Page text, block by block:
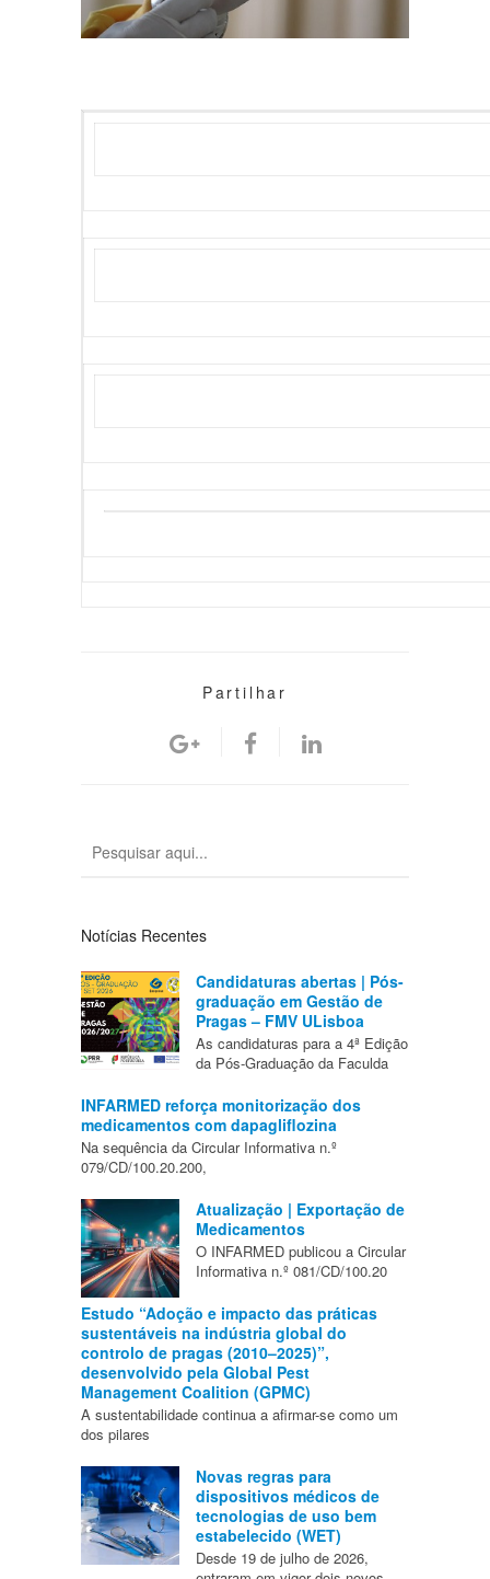
Partilhar
Notícias Recentes
Candidaturas abertas | Pós-
graduação em Gestão de
Pragas – FMV ULisboa
As candidaturas para a 4ª Edição
da Pós-Graduação da Faculda
INFARMED reforça monitorização dos
medicamentos com dapagliflozina
Na sequência da Circular Informativa n.º
079/CD/100.20.200,
Atualização | Exportação de
Medicamentos
O INFARMED publicou a Circular
Informativa n.º 081/CD/100.20
Estudo “Adoção e impacto das práticas
sustentáveis na indústria global do
controlo de pragas (2010–2025)”,
desenvolvido pela Global Pest
Management Coalition (GPMC)
A sustentabilidade continua a afirmar-se como um
dos pilares
Novas regras para
dispositivos médicos de
tecnologias de uso bem
estabelecido (WET)
Desde 19 de julho de 2026,